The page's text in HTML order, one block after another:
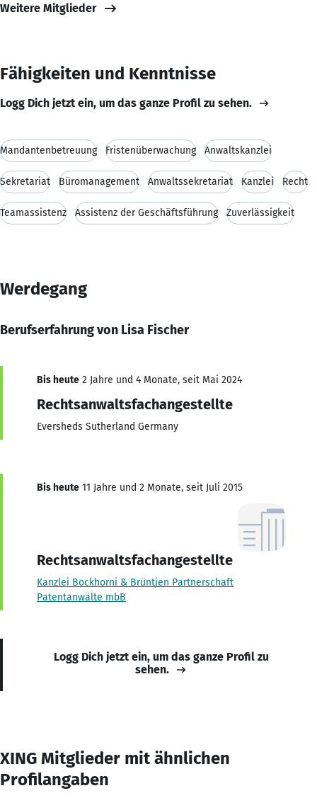
Weitere Mitglieder
Fähigkeiten und Kenntnisse
Logg Dich jetzt ein, um das ganze Profil zu sehen.
Mandantenbetreuung Fristenüberwachung Anwaltskanzlei
Sekretariat Büromanagement Anwaltssekretariat Kanzlei Recht
Teamassistenz Assistenz der Geschäftsführung Zuverlässigkeit
Werdegang
Berufserfahrung von Lisa Fischer
Bis heute 2 Jahre und 4 Monate, seit Mai 2024
Rechtsanwaltsfachangestellte
Eversheds Sutherland Germany
Bis heute 11 Jahre und 2 Monate, seit Juli 2015
Rechtsanwaltsfachangestellte
Kanzlei Bockhorni & Brüntjen Partnerschaft
Patentanwälte mbB
Logg Dich jetzt ein, um das ganze Profil zu
sehen.
XING Mitglieder mit ähnlichen
Profilangaben